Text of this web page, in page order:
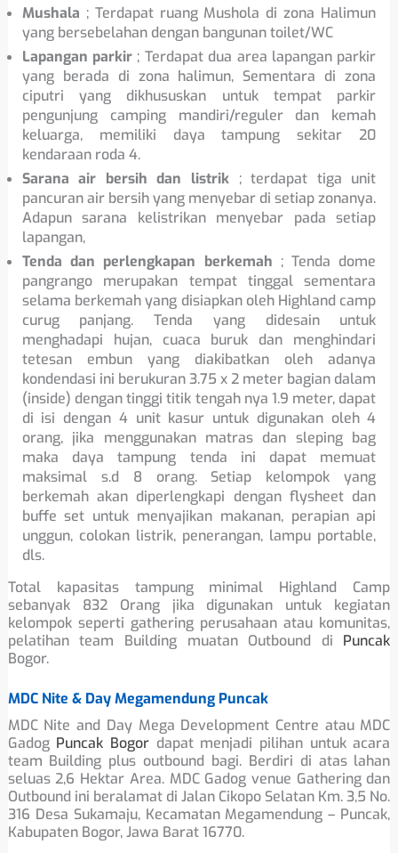
Mushala ; Terdapat ruang Mushola di zona Halimun
yang bersebelahan dengan bangunan toilet/WC
Lapangan parkir ; Terdapat dua area lapangan parkir
yang berada di zona halimun, Sementara di zona
ciputri yang dikhususkan untuk tempat parkir
pengunjung camping mandiri/reguler dan kemah
keluarga, memiliki daya tampung sekitar 20
kendaraan roda 4.
Sarana air bersih dan listrik ; terdapat tiga unit
pancuran air bersih yang menyebar di setiap zonanya.
Adapun sarana kelistrikan menyebar pada setiap
lapangan,
Tenda dan perlengkapan berkemah ; Tenda dome
pangrango merupakan tempat tinggal sementara
selama berkemah yang disiapkan oleh Highland camp
curug panjang. Tenda yang didesain untuk
menghadapi hujan, cuaca buruk dan menghindari
tetesan embun yang diakibatkan oleh adanya
kondendasi ini berukuran 3.75 x 2 meter bagian dalam
(inside) dengan tinggi titik tengah nya 1.9 meter, dapat
di isi dengan 4 unit kasur untuk digunakan oleh 4
orang, jika menggunakan matras dan sleping bag
maka daya tampung tenda ini dapat memuat
maksimal s.d 8 orang. Setiap kelompok yang
berkemah akan diperlengkapi dengan flysheet dan
buffe set untuk menyajikan makanan, perapian api
unggun, colokan listrik, penerangan, lampu portable,
dls.
Total kapasitas tampung minimal Highland Camp
sebanyak 832 Orang jika digunakan untuk kegiatan
kelompok seperti gathering perusahaan atau komunitas,
pelatihan team Building muatan Outbound di Puncak
Bogor.
MDC Nite & Day Megamendung Puncak
MDC Nite and Day Mega Development Centre atau MDC
Gadog Puncak Bogor dapat menjadi pilihan untuk acara
team Building plus outbound bagi. Berdiri di atas lahan
seluas 2,6 Hektar Area. MDC Gadog venue Gathering dan
Outbound ini beralamat di Jalan Cikopo Selatan Km. 3,5 No.
316 Desa Sukamaju, Kecamatan Megamendung – Puncak,
Kabupaten Bogor, Jawa Barat 16770.